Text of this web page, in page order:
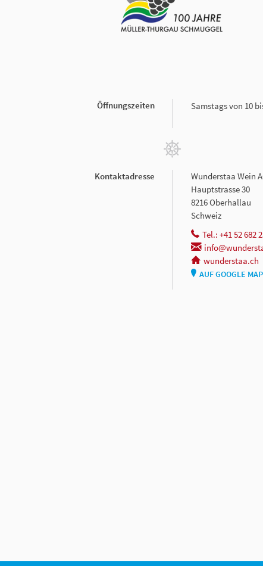
Öffnungszeiten Samstags von 10
Kontaktadresse
Wunderstaa Wein
Hauptstrasse 30
8216 Oberhallau
Schweiz
Tel.: +41 52 682
wunderstaa.ch
AUF GOOGLE